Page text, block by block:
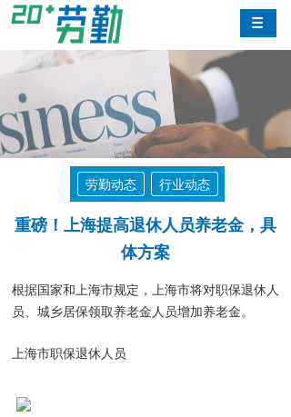
劳勤动态 行业动态
重磅！上海提高退休人员养老金，具
体方案
根据国家和上海市规定，上海市将对职保退休人
员、城乡居保领取养老金人员增加养老金。
上海市职保退休人员